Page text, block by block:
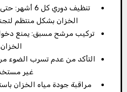
تنظيف دوري كل
الخزان بشكل منتظم
تركيب مرشح مسبق: يمنع
التأكد من عدم تسرب الضوء
غير
مراقبة جودة مياه الخزان